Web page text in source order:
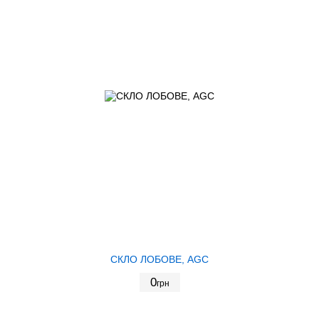
СКЛО ЛОБОВЕ, AGC
0грн